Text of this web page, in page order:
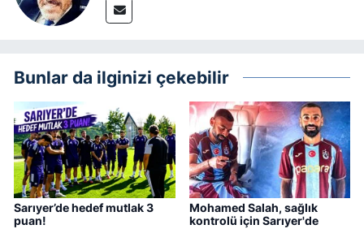
Bunlar da ilginizi çekebilir
Sarıyer’de hedef mutlak 3
puan!
Mohamed Salah, sağlık
kontrolü için Sarıyer'de